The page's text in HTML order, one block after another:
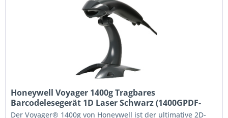
Honeywell Voyager 1400g Tragbares
Barcodelesegerät 1D Laser Schwarz (1400GPDF-
2USB-1)
Der Voyager® 1400g von Honeywell ist der ultimative 2D-